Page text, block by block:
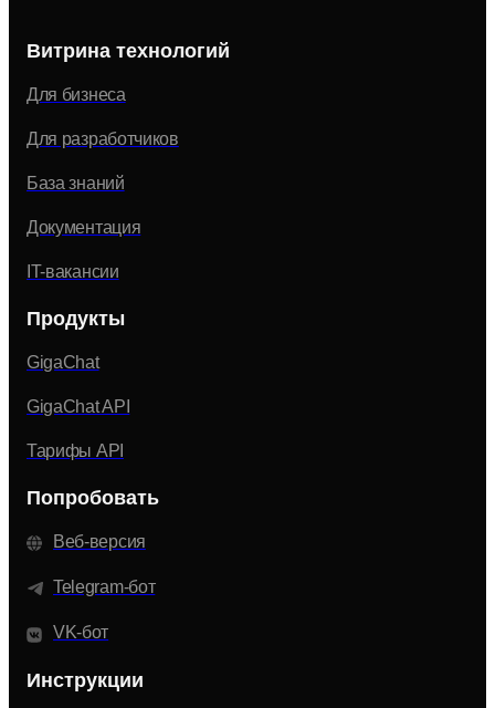
Витрина технологий
Для бизнеса
Для разработчиков
База знаний
Документация
IT-вакансии
Продукты
GigaChat
GigaChat API
Тарифы API
Попробовать
Веб-версия
Telegram-бот
VK-бот
Инструкции